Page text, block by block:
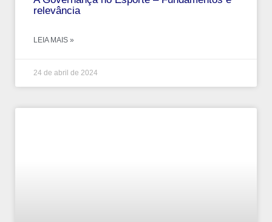
relevância
LEIA MAIS »
24 de abril de 2024